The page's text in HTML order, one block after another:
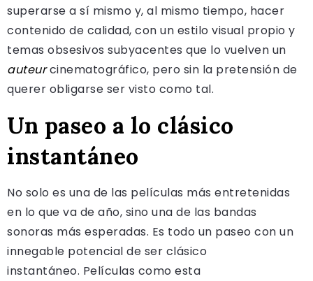
superarse a sí mismo y, al mismo tiempo, hacer
contenido de calidad, con un estilo visual propio y
temas obsesivos subyacentes que lo vuelven un
auteurcinematográfico, pero sin la pretensión de
querer obligarse ser visto como tal.
Un paseo a lo clásico
instantáneo
No solo es una de las películas más entretenidas
en lo que va de año, sino una de las bandas
sonoras más esperadas. Es todo un paseo con un
innegable potencial de ser clásico
instantáneo. Películas como esta